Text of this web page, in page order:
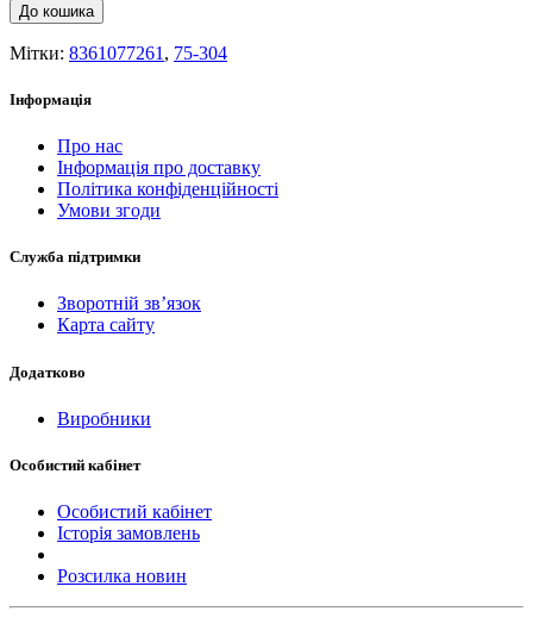
До кошика
Мітки: 8361077261 , 75-304
Інформація
Про нас
Інформація про доставку
Політика конфіденційності
Умови згоди
Служба підтримки
Зворотній зв’язок
Карта сайту
Додатково
Виробники
Особистий кабінет
Особистий кабінет
Історія замовлень
Розсилка новин